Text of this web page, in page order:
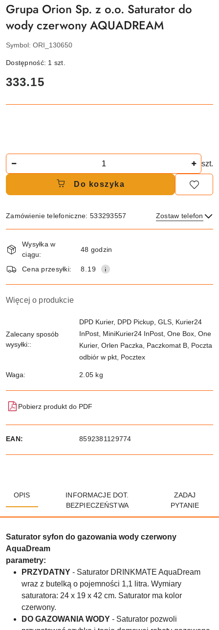
Grupa Orion Sp. z o.o. Saturator do
wody czerwony AQUADREAM
Symbol: ORI_130650
Dostępność: 1 szt.
cena:
333.15
szt.
Do koszyka
Zamówienie telefoniczne: 533293557 Zostaw telefon
i
dostawa
Wysyłka w
ciągu:
48 godzin
Cena przesyłki: 8.19
Więcej o produkcie
Zalecany sposób
wysyłki::
DPD Kurier, DPD Pickup, GLS, Kurier24
InPost, MiniKurier24 InPost, One Box, One
Kurier, Orlen Paczka, Paczkomat B, Poczta
odbiór w pkt, Pocztex
Waga: 2.05 kg
Pobierz produkt do PDF
EAN: 8592381129774
OPIS
INFORMACJE DOT.
BEZPIECZEŃSTWA
ZADAJ
PYTANIE
Saturator syfon do gazowania wody czerwony
AquaDream
parametry:
PRZYDATNY - Saturator DRINKMATE AquaDream
wraz z butelką o pojemności 1,1 litra. Wymiary
saturatora: 24 x 19 x 42 cm. Saturator ma kolor
czerwony.
DO GAZOWANIA WODY - Saturator pozwoli